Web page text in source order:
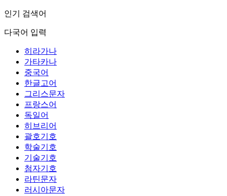
인기 검색어
다국어 입력
히라가나
가타카나
중국어
한글고어
그리스문자
프랑스어
독일어
히브리어
괄호기호
학술기호
기술기호
첨자기호
라틴문자
러시아문자